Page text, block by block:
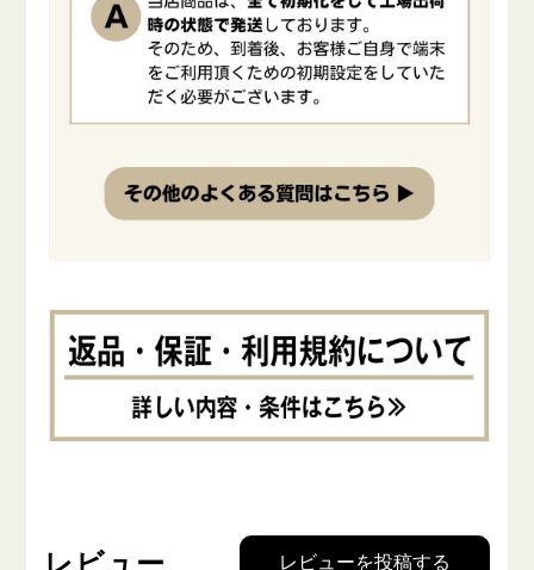
レビューを投稿する